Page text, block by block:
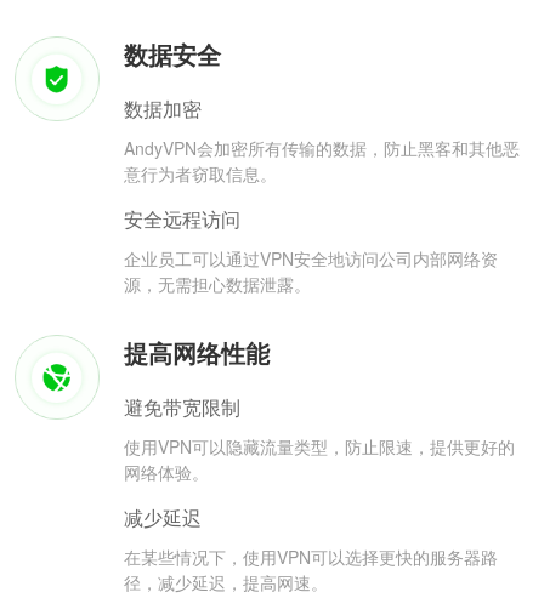
数据安全
数据加密
AndyVPN会加密所有传输的数据，防止黑客和其他恶
意行为者窃取信息。
安全远程访问
企业员工可以通过VPN安全地访问公司内部网络资
源，无需担心数据泄露。
提高网络性能
避免带宽限制
使用VPN可以隐藏流量类型，防止限速，提供更好的
网络体验。
减少延迟
在某些情况下，使用VPN可以选择更快的服务器路
径，减少延迟，提高网速。